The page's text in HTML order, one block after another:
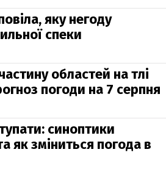
яку негоду
спеки
областей на тлі
погоди на 7 серпня
синоптики
як зміниться погода в